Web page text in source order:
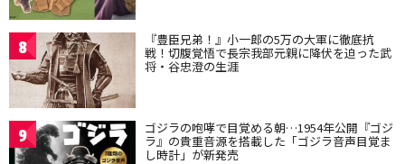
8 『豊臣兄弟！』小一郎の5万の大軍に徹底抗
戦！切腹覚悟で長宗我部元親に降伏を迫った武
将・谷忠澄の生涯
9 ゴジラの咆哮で目覚める朝…1954年公開『ゴジ
ラ』の貴重音源を搭載した「ゴジラ音声目覚ま
し時計」が新発売